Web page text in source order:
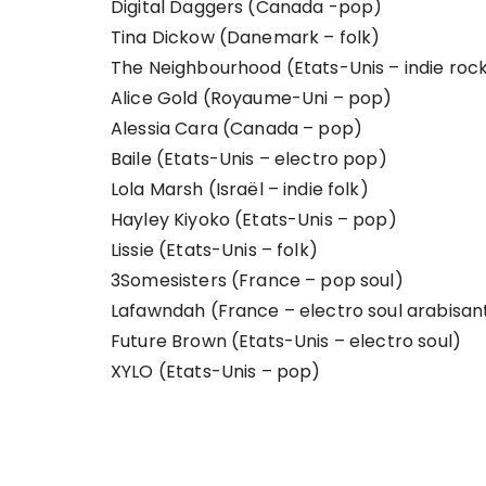
Digital Daggers (Canada -pop)
Tina Dickow (Danemark – folk)
The Neighbourhood (Etats-Unis – indie
Alice Gold (Royaume-Uni – pop)
Alessia Cara (Canada – pop)
Baile (Etats-Unis – electro pop)
Lola Marsh (Israël – indie folk)
Hayley Kiyoko (Etats-Unis – pop)
Lissie (Etats-Unis – folk)
3Somesisters (France – pop soul)
Lafawndah (France – electro soul
Future Brown (Etats-Unis – electro soul)
XYLO (Etats-Unis – pop)